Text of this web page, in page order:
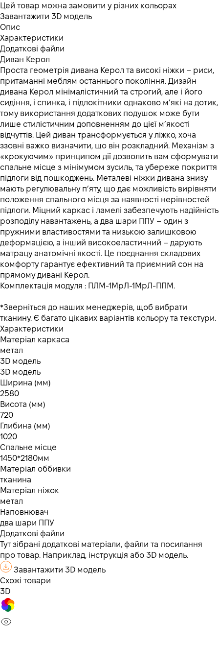
Цей товар можна замовити у різних кольорах
Завантажити 3D модель
Опис
Характеристики
Додаткові файли
Диван Керол
Проста геометрія дивана Керол та високі ніжки – риси,
притаманні меблям останнього покоління. Дизайн
дивана Керол мінімалістичний та строгий, але і його
сидіння, і спинка, і підлокітники однаково м’які на дотик,
тому використання додаткових подушок може бути
лише стилістичним доповненням до цієї м’якості
відчуттів. Цей диван трансформується у ліжко, хоча
ззовні важко визначити, що він розкладний. Механізм з
«крокуючим» принципом дії дозволить вам сформувати
спальне місце з мінімумом зусиль, та убереже покриття
підлоги від пошкоджень. Металеві ніжки дивана знизу
мають регулювальну п’яту, що дає можливість вирівняти
положення спального місця за наявності нерівностей
підлоги. Міцний каркас і ламелі забезпечують надійність
розподілу навантажень, а два шари ППУ – один з
пружними властивостями та низькою залишковою
деформацією, а інший високоеластичний – дарують
матрацу анатомічні якості. Це поєднання складових
комфорту гарантує ефективний та приємний сон на
прямому дивані Керол.
Комплектація модуля : ПЛМ-1МрЛ-1МрЛ-ППМ.
*Зверніться до наших менеджерів, щоб вибрати
тканину. Є багато цікавих варіантів кольору та текстури.
Характеристики
Матеріал каркаса
метал
3D модель
3D модель
Ширина (мм)
2580
Висота (мм)
720
Глибина (мм)
1020
Спальне місце
1450*2180мм
Матеріал оббивки
тканина
Матеріал ніжок
метал
Наповнювач
два шари ППУ
Додаткові файли
Тут зібрані додаткові матеріали, файли та посилання
про товар. Наприклад, інструкція або 3D модель.
Завантажити 3D модель
Схожі товари
3D